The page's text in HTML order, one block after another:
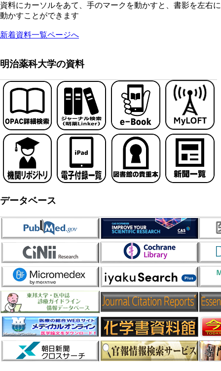
資料にカーソルをあて、手のマークを動かすと、書影を左右に
動かすことができます
新着資料一覧ページへ
明治薬科大学の資料
データベース